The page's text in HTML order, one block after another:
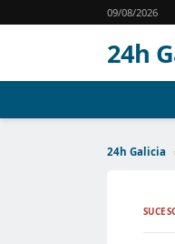
09/08/2026
24h
24h Galicia ›